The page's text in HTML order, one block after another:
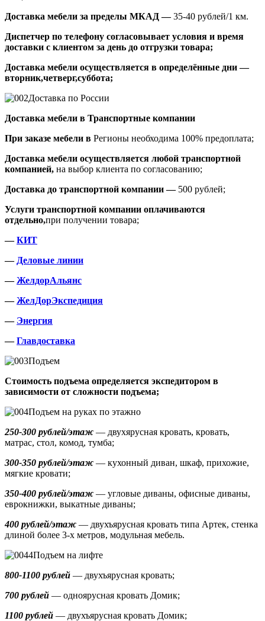
Доставка мебели за пределы МКАД —35-40 рублей/1 км.
Диспетчер по телефону согласовывает условия и время
доставки с клиентом за день до отгрузки товара;
Доставка мебели осуществляется в определённые дни —
вторник,четверг,суббота;
Доставка по России
Доставка мебели в Транспортные компании
При заказе мебели в Регионы необходима 100% предоплата;
Доставка мебели осуществляется любой транспортной
компанией, на выбор клиента по согласованию;
Доставка до транспортной компании —500 рублей;
Услуги транспортной компании оплачиваются
отдельно,при получении товара;
—КИТ
— Деловые линии
—ЖелдорАльянс
—ЖелДорЭкспедиция
— Энергия
—Главдоставка
Подъем
Стоимость подъема определяется экспедитором в
зависимости от сложности подъема;
Подъем на руках по этажно
250-300 рублей/этаж — двухярусная кровать, кровать,
матрас, стол, комод, тумба;
300-350 рублей/этаж — кухонный диван, шкаф, прихожие,
мягкие кровати;
350-400 рублей/этаж — угловые диваны, офисные диваны,
еврокнижки, выкатные диваны;
400 рублей/этаж — двухъярусная кровать типа Артек, стенка
длиной более 3-х метров, модульная мебель.
Подъем на лифте
800-1100 рублей — двухъярусная кровать;
700 рублей — одноярусная кровать Домик;
1100 рублей — двухъярусная кровать Домик;